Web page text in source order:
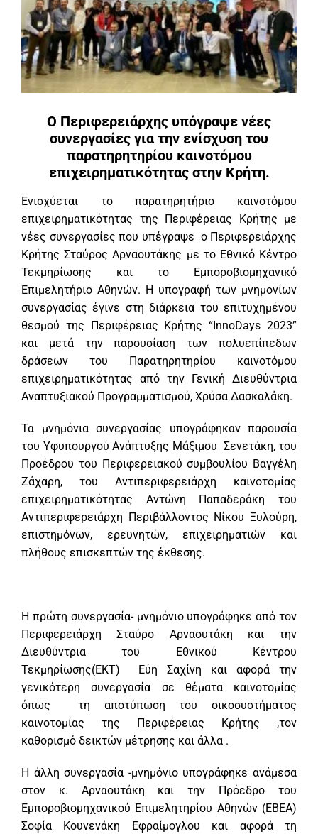
Ο Περιφερειάρχης υπόγραψε νέες
συνεργασίες για την ενίσχυση του
παρατηρητηρίου καινοτόμου
επιχειρηματικότητας στην Κρήτη.
Ενισχύεται το παρατηρητήριο καινοτόμου
επιχειρηματικότητας της Περιφέρειας Κρήτης με
νέες συνεργασίες που υπέγραψε ο Περιφερειάρχης
Κρήτης Σταύρος Αρναουτάκης με το Εθνικό Κέντρο
Τεκμηρίωσης και το Εμποροβιομηχανικό
Επιμελητήριο Αθηνών. Η υπογραφή των μνημονίων
συνεργασίας έγινε στη διάρκεια του επιτυχημένου
θεσμού της Περιφέρειας Κρήτης “InnoDays 2023”
και μετά την παρουσίαση των πολυεπίπεδων
δράσεων του Παρατηρητηρίου καινοτόμου
επιχειρηματικότητας από την Γενική Διευθύντρια
Αναπτυξιακού Προγραμματισμού, Χρύσα Δασκαλάκη.
Τα μνημόνια συνεργασίας υπογράφηκαν παρουσία
του Υφυπουργού Ανάπτυξης Μάξιμου Σενετάκη, του
Προέδρου του Περιφερειακού συμβουλίου Βαγγέλη
Ζάχαρη, του Αντιπεριφερειάρχη καινοτομίας
επιχειρηματικότητας Αντώνη Παπαδεράκη του
Αντιπεριφερειάρχη Περιβάλλοντος Νίκου Ξυλούρη,
επιστημόνων, ερευνητών, επιχειρηματιών και
πλήθους επισκεπτών της έκθεσης.
Η πρώτη συνεργασία- μνημόνιο υπογράφηκε από τον
Περιφερειάρχη Σταύρο Αρναουτάκη και την
Διευθύντρια του Εθνικού Κέντρου
Τεκμηρίωσης(ΕΚΤ) Εύη Σαχίνη και αφορά την
γενικότερη συνεργασία σε θέματα καινοτομίας
όπως τη αποτύπωση του οικοσυστήματος
καινοτομίας της Περιφέρειας Κρήτης ,τον
καθορισμό δεικτών μέτρησης και άλλα .
Η άλλη συνεργασία -μνημόνιο υπογράφηκε ανάμεσα
στον κ. Αρναουτάκη και την Πρόεδρο του
Εμποροβιομηχανικού Επιμελητηρίου Αθηνών (ΕΒΕΑ)
Σοφία Κουνενάκη Εφραίμογλου και αφορά τη